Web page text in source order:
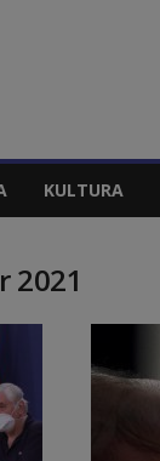
KULTURA
2021